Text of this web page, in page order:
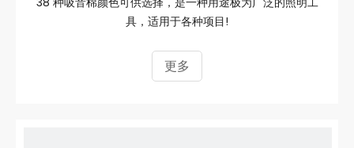
具，适用于各种项目!
更多